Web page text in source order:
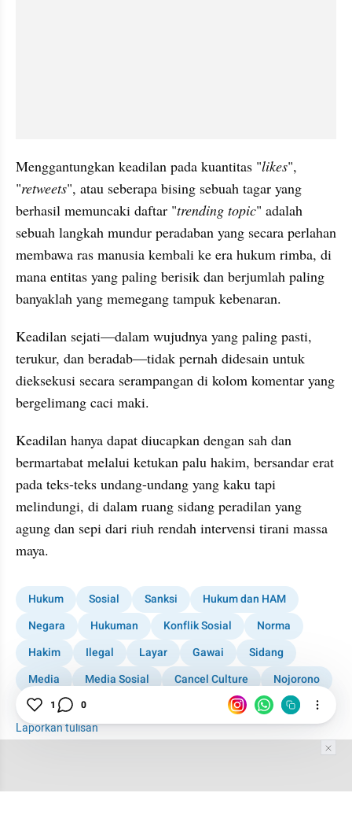
Menggantungkan keadilan pada kuantitas "likes",
"retweets", atau seberapa bising sebuah tagar yang
berhasil memuncaki daftar "trending topic" adalah
sebuah langkah mundur peradaban yang secara perlahan
membawa ras manusia kembali ke era hukum rimba, di
mana entitas yang paling berisik dan berjumlah paling
banyaklah yang memegang tampuk kebenaran.
Keadilan sejati—dalam wujudnya yang paling pasti,
terukur, dan beradab—tidak pernah didesain untuk
dieksekusi secara serampangan di kolom komentar yang
bergelimang caci maki.
Keadilan hanya dapat diucapkan dengan sah dan
bermartabat melalui ketukan palu hakim, bersandar erat
pada teks-teks undang-undang yang kaku tapi
melindungi, di dalam ruang sidang peradilan yang
agung dan sepi dari riuh rendah intervensi tirani massa
maya.
Hukum Sosial Sanksi
Hukum dan HAM
Negara
Hukuman Konflik Sosial
Norma
Hakim
Ilegal Layar Gawai
Sidang
Media
Media Sosial Cancel Culture
Nojorono
Netizen
Laporkan tulisan
1 0